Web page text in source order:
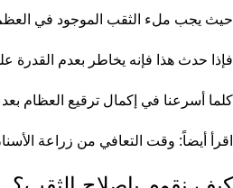
حيث يجب ملء الثقب الموجود في العظم
فإذا حدث هذا فإنه يخاطر بعدم القدرة
كلما أسرعنا في إكمال ترقيع العظام
اقرأ أيضاً: وقت التعافي من زراعة